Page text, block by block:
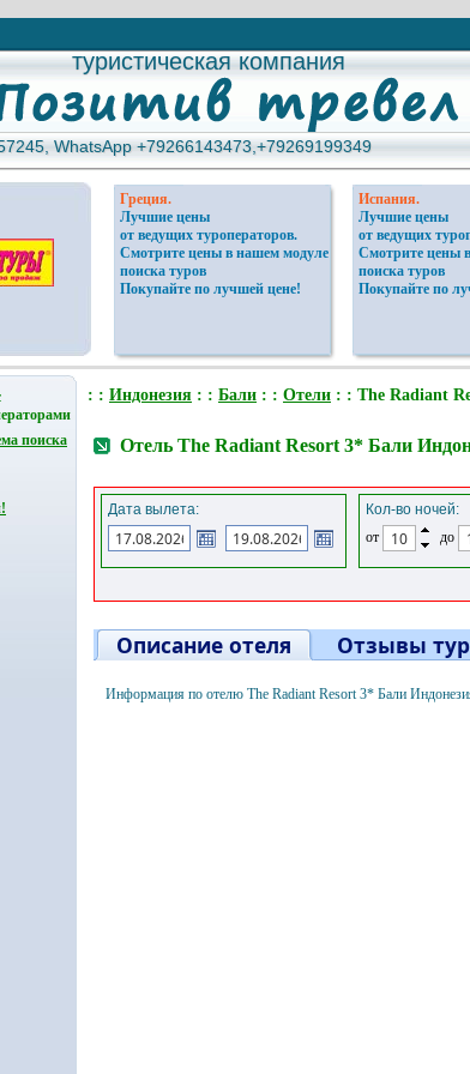
туристическая компания
туристическая компания
WhatsApp +79266143473,+79269199349
WhatsApp +79266143473,+79269199349
Греция.
Лучшие цены
от ведущих туроператоров.
Смотрите цены в нашем модуле
поиска туров
Покупайте по лучшей цене!
Испания.
Лучшие цены
от ведущих
Смотрите цены
поиска туров
Покупайте по
поиска
: : Индонезия : : Бали : : Отели : : The Radiant
Отель The Radiant Resort 3* Бали
Дата вылета:
Кол-во ночей:
от
до
Описание отеля Отзывы
Информация по отелю The Radiant Resort 3* Бали